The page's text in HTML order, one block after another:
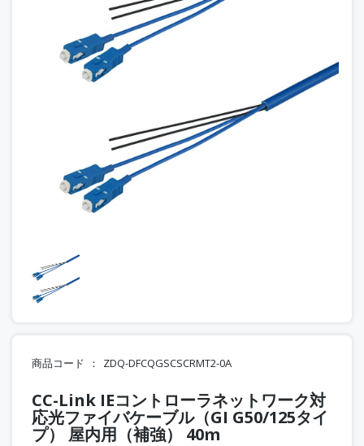
商品コード ZDQ-DFCQGSCSCRMT2-0A
CC-Link IEコントローラネットワーク対
応光ファイバケーブル（GI G50/125タイ
プ） 屋内用（補強） 40m